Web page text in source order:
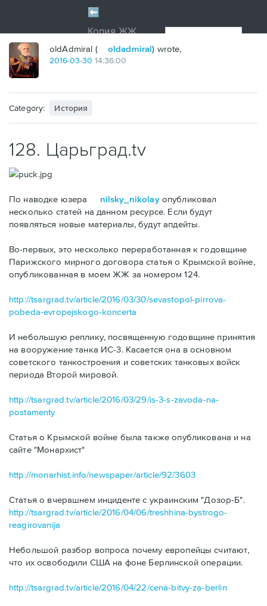
oldAdmiral ( oldadmiral) wrote,
2016-03-30 14:36:00
Category: История
128. Царьград.tv
По наводке юзера nilsky_nikolayопубликовал
несколько статей на данном ресурсе. Если будут
появляться новые материалы, будут апдейты.
Во-первых, это несколько переработанная к годовщине
Парижского мирного договора статья о Крымской войне,
опубликованная в моем ЖЖ за номером 124.
http://tsargrad.tv/article/2016/03/30/sevastopol-pirrova-
pobeda-evropejskogo-koncerta
И небольшую реплику, посвященную годовщине принятия
на вооружение танка ИС-3. Касается она в основном
советского танкостроения и советских танковых войск
периода Второй мировой.
http://tsargrad.tv/article/2016/03/29/is-3-s-zavoda-na-
postamenty
Статья о Крымской войне была также опубликована и на
сайте "Монархист"
http://monarhist.info/newspaper/article/92/3603
Статья о вчерашнем инциденте с украинским "Дозор-Б".
http://tsargrad.tv/article/2016/04/06/treshhina-bystrogo-
reagirovanija
Небольшой разбор вопроса почему европейцы считают,
что их освободили США на фоне Берлинской операции.
http://tsargrad.tv/article/2016/04/22/cena-bitvy-za-berlin